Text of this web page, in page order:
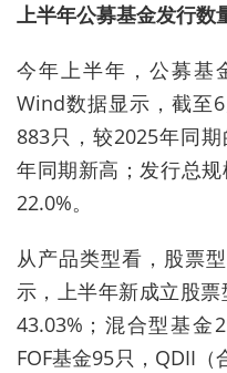
上半年公募基金发行数
今年上半年，公募基
Wind数据显示，截至
883只，较2025年同
年同期新高；发行总
22.0%。
从产品类型看，股票
示，上半年新成立股
43.03%；混合型基金
FOF基金95只，QDII